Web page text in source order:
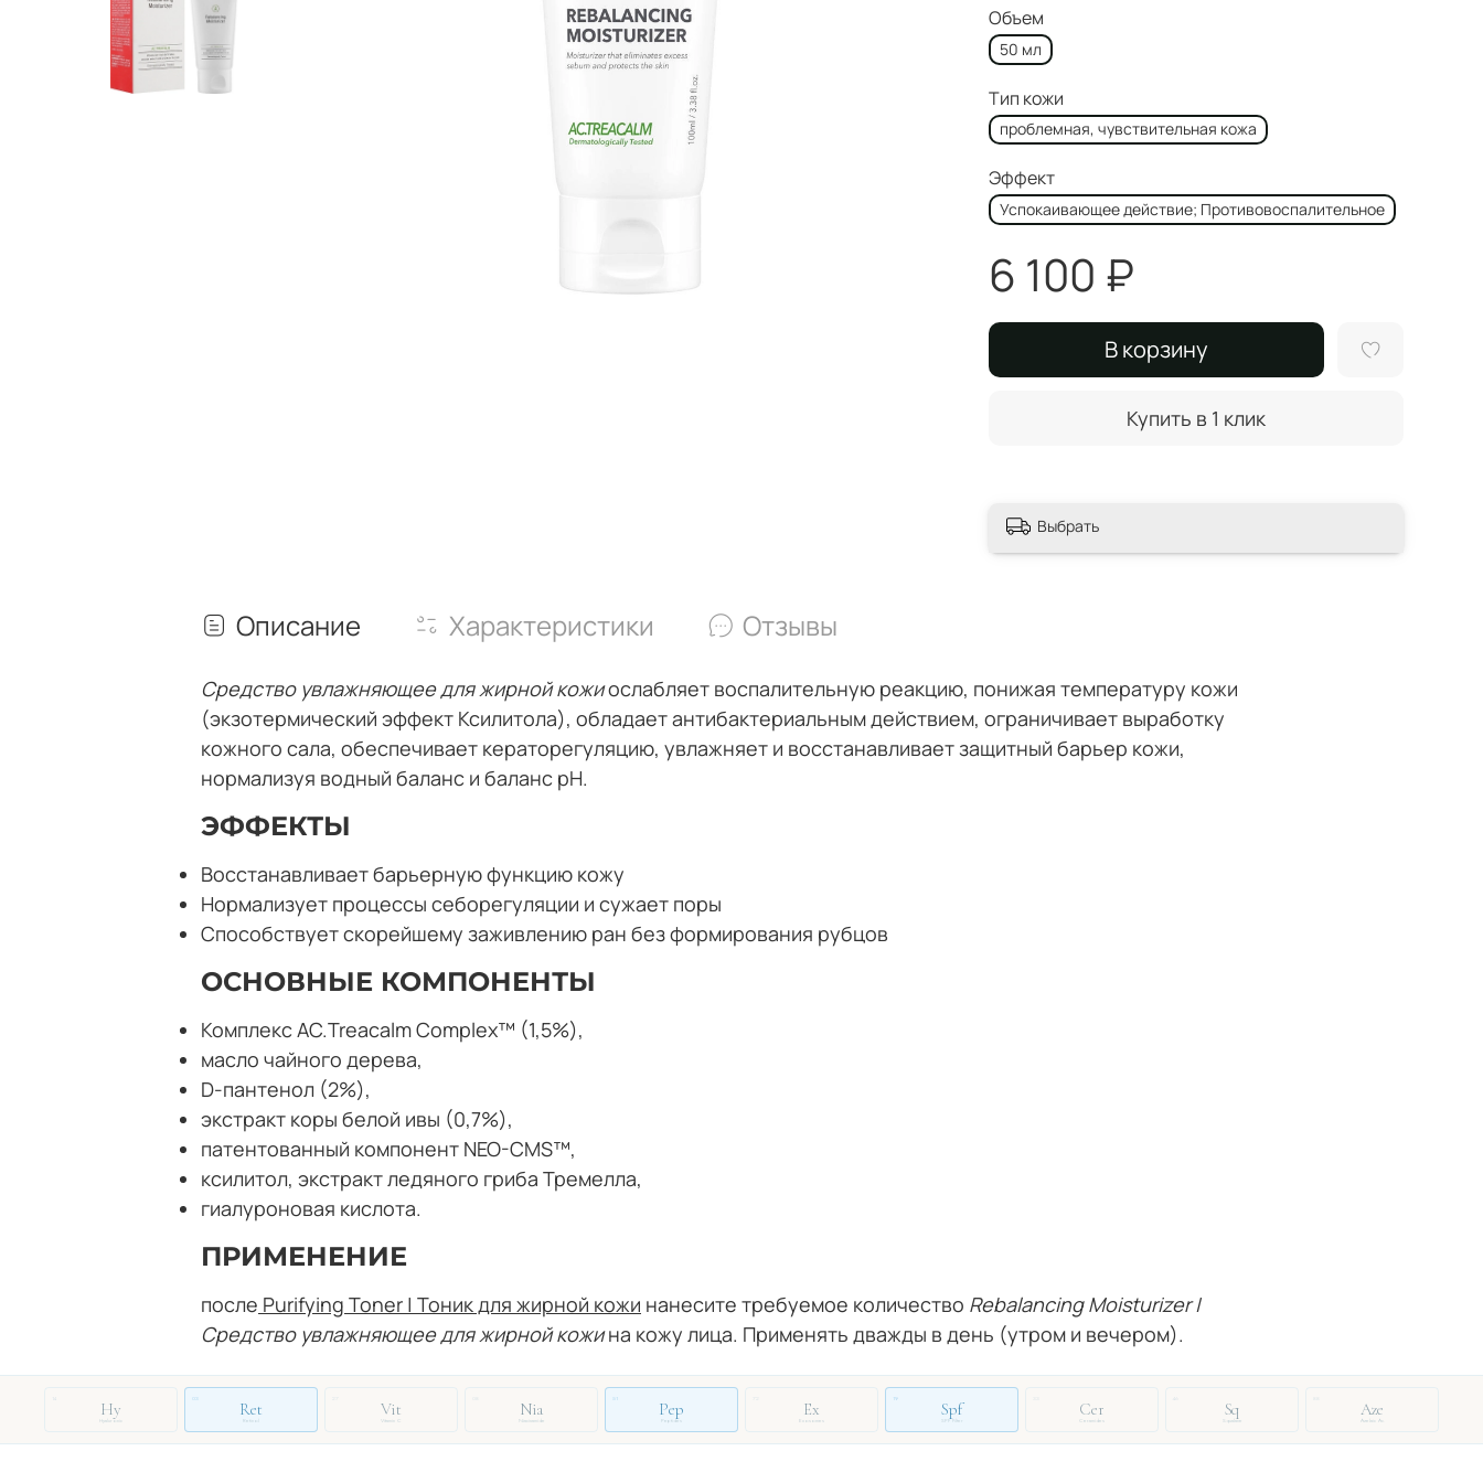
Объем
50 мл
Тип кожи
проблемная, чувствительная кожа
Эффект
Успокаивающее действие; Противовоспалительное
6 100 ₽
В корзину
Купить в 1 клик
Выбрать
Описание Характеристики Отзывы
Средство увлажняющее для жирной кожиослабляет воспалительную реакцию, понижая температуру кожи
(экзотермический эффект Ксилитола), обладает антибактериальным действием, ограничивает выработку
кожного сала, обеспечивает кераторегуляцию, увлажняет и восстанавливает защитный барьер кожи,
нормализуя водный баланс и баланс pH.
ЭФФЕКТЫ
Восстанавливает барьерную функцию кожу
Нормализует процессы себорегуляции и сужает поры
Способствует скорейшему заживлению ран без формирования рубцов
ОСНОВНЫЕ КОМПОНЕНТЫ
Комплекс AC.Treacalm Complex™ (1,5%),
масло чайного дерева,
D-пантенол (2%),
экстракт коры белой ивы (0,7%),
патентованный компонент NEO-CMS™,
ксилитол, экстракт ледяного гриба Тремелла,
гиалуроновая кислота.
ПРИМЕНЕНИЕ
после Purifying Toner | Тоник для жирной кожи нанесите требуемое количество Rebalancing Moisturizer |
Средство увлажняющее для жирной кожина кожу лица. Применять дважды в день (утром и вечером).
14
Hy
Hyaluronic
03
Ret
Retinol
Vit
Vitamin C
Nia
Niacinamide
51
Pep
Peptides
Ex
Exosomes
19
Spf
SPF Filter
Cer
Ceramides
46
Sq
Squalane
Aze
Azelaic Ac.